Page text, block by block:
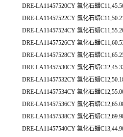
DRE-LA11457520CY 氯化石蜡
DRE-LA11457522CY 氯化石蜡
DRE-LA11457524CY 氯化石蜡
DRE-LA11457526CY 氯化石蜡
DRE-LA11457528CY 氯化石蜡
DRE-LA11457530CY 氯化石蜡
DRE-LA11457532CY 氯化石蜡
DRE-LA11457534CY 氯化石蜡
DRE-LA11457536CY 氯化石蜡
DRE-LA11457538CY 氯化石蜡
DRE-LA11457540CY 氯化石蜡